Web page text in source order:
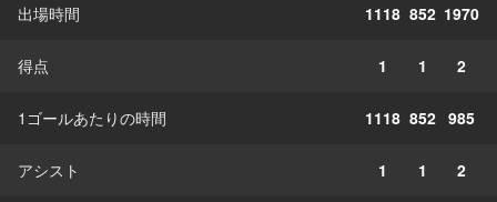
出場時間 1118 852 1970
得点 1 1 2
1ゴールあたりの時間 1118 852 985
アシスト 1 1 2